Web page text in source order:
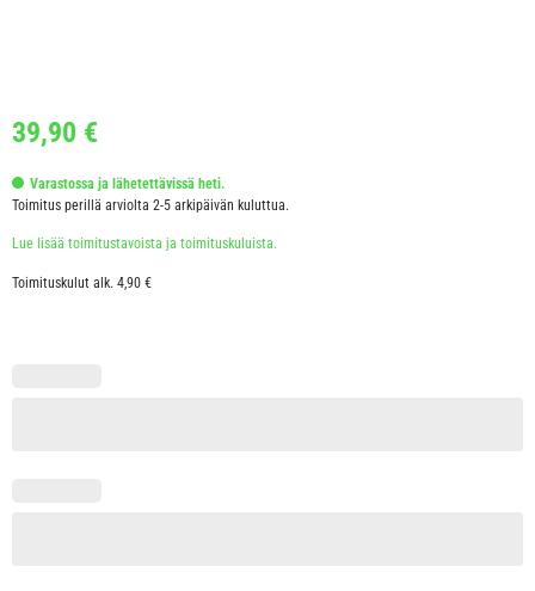
39,90 €
Varastossa ja lähetettävissä heti.
Toimitus perillä arviolta 2-5 arkipäivän kuluttua.
Lue lisää toimitustavoista ja toimituskuluista.
Toimituskulut alk. 4,90 €